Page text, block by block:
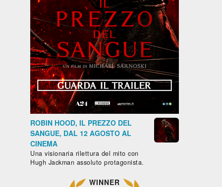
ROBIN HOOD, IL PREZZO DEL
SANGUE, DAL 12 AGOSTO AL
CINEMA
Una visionaria rilettura del mito con
Hugh Jackman assoluto protagonista.
WINNER